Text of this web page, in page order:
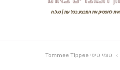
טומי טיפי Tommee Tippee